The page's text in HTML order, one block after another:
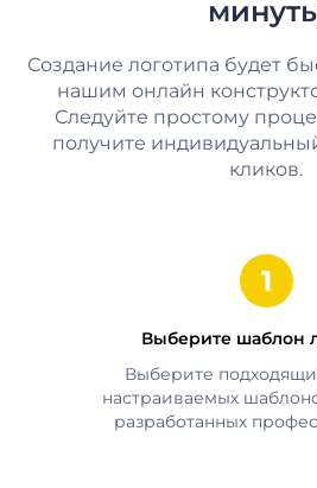
Создание логотипа будет
нашим онлайн
Следуйте простому
получите
кликов.
Выберите шаблон
Выберите
настраиваемых
разработанных